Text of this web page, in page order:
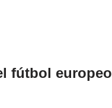
fútbol europeo